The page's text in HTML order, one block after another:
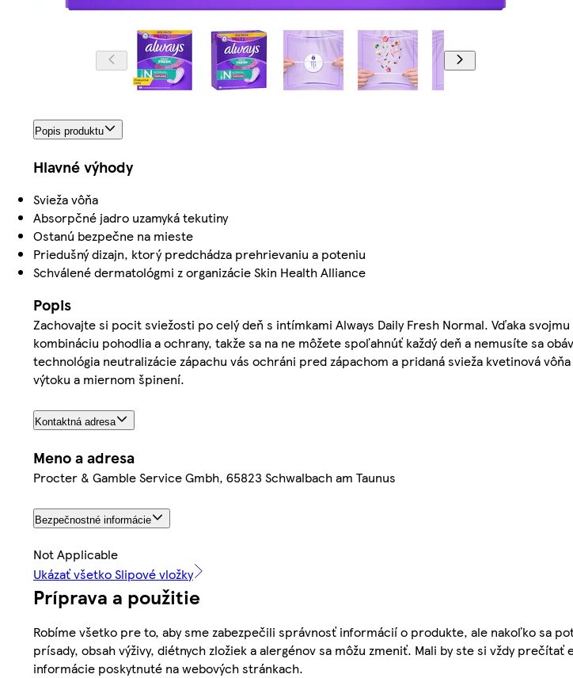
Popis produktu
Hlavné výhody
Svieža vôňa
Absorpčné jadro uzamyká tekutiny
Ostanú bezpečne na mieste
Priedušný dizajn, ktorý predchádza prehrievaniu a poteniu
Schválené dermatológmi z organizácie Skin Health Alliance
Popis
Zachovajte si pocit sviežosti po celý deň s intímkami Always Daily Fresh Normal. Vďaka
kombináciu pohodlia a ochrany, takže sa na ne môžete spoľahnúť každý deň a nemusíte sa
technológia neutralizácie zápachu vás ochráni pred zápachom a pridaná svieža kvetinová
výtoku a miernom špinení.
Kontaktná adresa
Meno a adresa
Procter & Gamble Service Gmbh, 65823 Schwalbach am Taunus
Bezpečnostné informácie
Not Applicable
Ukázať všetko Slipové vložky
Príprava a použitie
Robíme všetko pre to, aby sme zabezpečili správnosť informácií o produkte, ale nakoľko sa
prísady, obsah výživy, diétnych zložiek a alergénov sa môžu zmeniť. Mali by ste si vždy
informácie poskytnuté na webových stránkach.